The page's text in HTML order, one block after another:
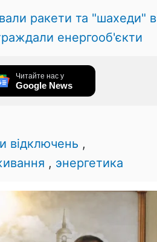
ракети та "шахеди" в
енергооб'єкти
Читайте нас у
Google News
відключень ,
, энергетика